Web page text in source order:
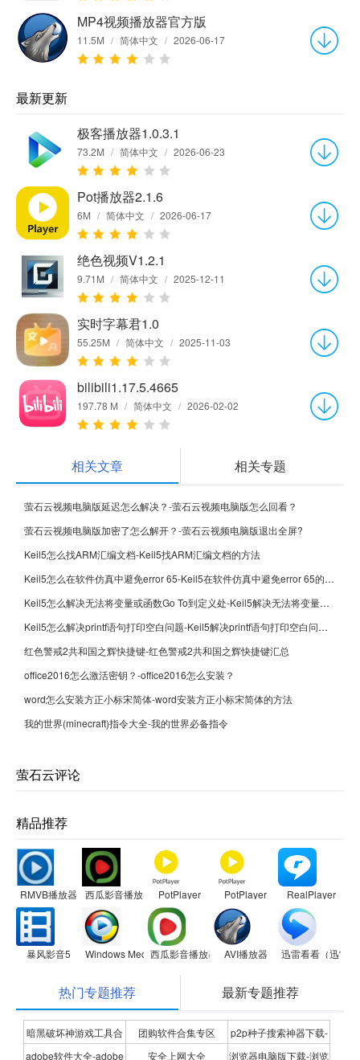
MP4视频播放器官方版
11.5M / 简体中文 / 2026-06-17
最新更新
极客播放器1.0.3.1
73.2M / 简体中文 / 2026-06-23
Pot播放器2.1.6
6M / 简体中文 / 2026-06-17
绝色视频V1.2.1
9.71M / 简体中文 / 2025-12-11
实时字幕君1.0
55.25M / 简体中文 / 2025-11-03
bilibili1.17.5.4665
197.78 M / 简体中文 / 2026-02-02
相关文章 相关专题
萤石云视频电脑版延迟怎么解决？-萤石云视频电脑版怎么回看？
萤石云视频电脑版加密了怎么解开？-萤石云视频电脑版退出全屏?
Keil5怎么找ARM汇编文档-Keil5找ARM汇编文档的方法
Keil5怎么在软件仿真中避免error 65-Keil5在软件仿真中避免error 65的方法
Keil5怎么解决无法将变量或函数Go To到定义处-Keil5解决无法将变量或函数Go To到定义处的方法
Keil5怎么解决printf语句打印空白问题-Keil5解决printf语句打印空白问题的方法
红色警戒2共和国之辉快捷键-红色警戒2共和国之辉快捷键汇总
office2016怎么激活密钥？-office2016怎么安装？
word怎么安装方正小标宋简体-word安装方正小标宋简体的方法
我的世界(minecraft)指令大全-我的世界必备指令
萤石云评论
精品推荐
RMVB播放器 西瓜影音播放器 PotPlayer PotPlayer RealPlayer
暴风影音5 Windows Media Player
西瓜影音播放器 AVI播放器 迅雷看看（迅雷
热门专题推荐 最新专题推荐
暗黑破坏神游戏工具合
集
团购软件合集专区
p2p种子搜索神器下载-
P2P种子搜索神器专题
adobe软件大全-adobe 安全上网大全 浏览器电脑版下载-浏览